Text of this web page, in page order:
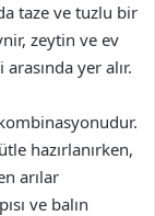
taze ve tuzlu bir
zeytin ve ev
yer alır.
hazırlanırken,
arılar
ve balın